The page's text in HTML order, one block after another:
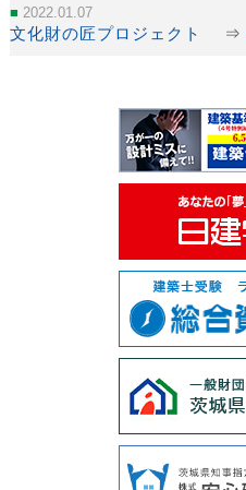
2022.01.07
文化財の匠プロジェクト ⇒